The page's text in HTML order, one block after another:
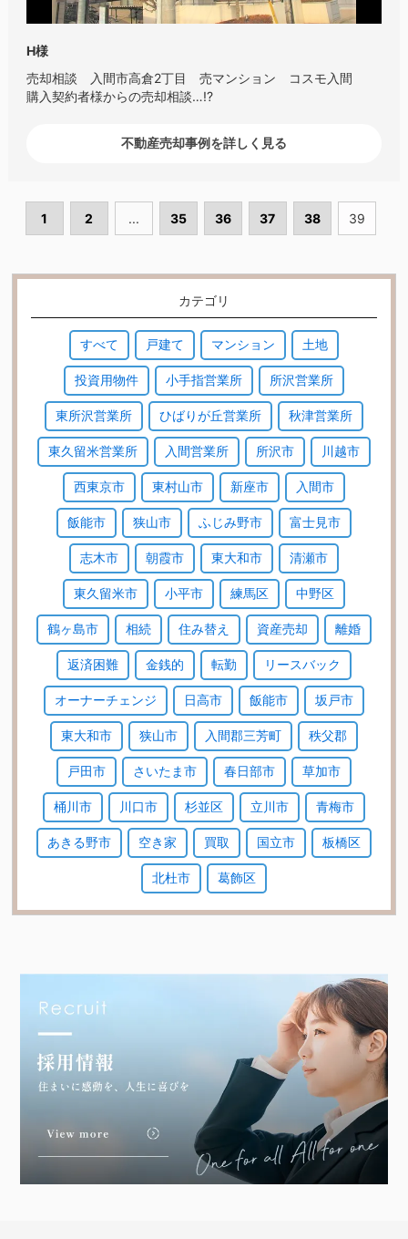
H様
売却相談 入間市高倉2丁目 売マンション コスモ入間
購入契約者様からの売却相談…!?
不動産売却事例を詳しく見る
1 2 ... 35 36 37 38 39
カテゴリ
すべて 戸建て マンション 土地
投資用物件 小手指営業所 所沢営業所
東所沢営業所 ひばりが丘営業所 秋津営業所
東久留米営業所 入間営業所 所沢市 川越市
西東京市 東村山市 新座市 入間市
飯能市 狭山市 ふじみ野市 富士見市
志木市 朝霞市 東大和市 清瀬市
東久留米市 小平市 練馬区 中野区
鶴ヶ島市 相続 住み替え 資産売却 離婚
返済困難 金銭的 転勤 リースバック
オーナーチェンジ 日高市 飯能市 坂戸市
東大和市 狭山市 入間郡三芳町 秩父郡
戸田市 さいたま市 春日部市 草加市
桶川市 川口市 杉並区 立川市 青梅市
あきる野市 空き家 買取 国立市 板橋区
北杜市 葛飾区